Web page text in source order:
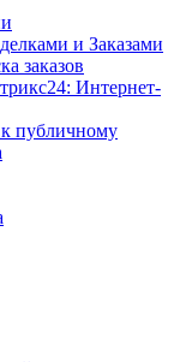
и Заказами
заказов
Интернет-
публичному